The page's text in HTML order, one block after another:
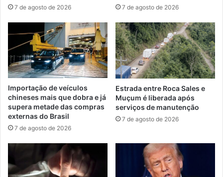
7 de agosto de 2026 7 de agosto de 2026
Importação de veículos
chineses mais que dobra e já
supera metade das compras
externas do Brasil
7 de agosto de 2026
Estrada entre Roca Sales e
Muçum é liberada após
serviços de manutenção
7 de agosto de 2026